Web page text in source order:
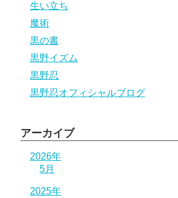
生い立ち
魔術
黒の書
黒野イズム
黒野忍
黒野忍オフィシャルブログ
アーカイブ
2026年
5月
2025年